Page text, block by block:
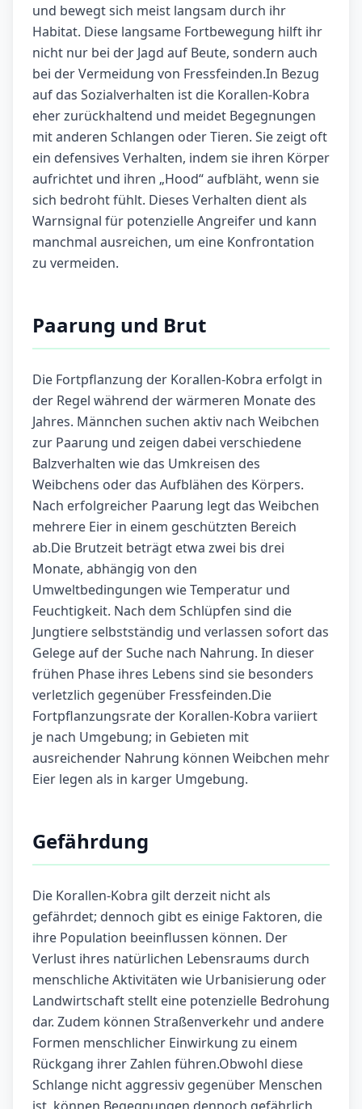
und bewegt sich meist langsam durch ihr
Habitat. Diese langsame Fortbewegung hilft ihr
nicht nur bei der Jagd auf Beute, sondern auch
bei der Vermeidung von Fressfeinden.In Bezug
auf das Sozialverhalten ist die Korallen-Kobra
eher zurückhaltend und meidet Begegnungen
mit anderen Schlangen oder Tieren. Sie zeigt oft
ein defensives Verhalten, indem sie ihren Körper
aufrichtet und ihren „Hood“ aufbläht, wenn sie
sich bedroht fühlt. Dieses Verhalten dient als
Warnsignal für potenzielle Angreifer und kann
manchmal ausreichen, um eine Konfrontation
zu vermeiden.
Paarung und Brut
Die Fortpflanzung der Korallen-Kobra erfolgt in
der Regel während der wärmeren Monate des
Jahres. Männchen suchen aktiv nach Weibchen
zur Paarung und zeigen dabei verschiedene
Balzverhalten wie das Umkreisen des
Weibchens oder das Aufblähen des Körpers.
Nach erfolgreicher Paarung legt das Weibchen
mehrere Eier in einem geschützten Bereich
ab.Die Brutzeit beträgt etwa zwei bis drei
Monate, abhängig von den
Umweltbedingungen wie Temperatur und
Feuchtigkeit. Nach dem Schlüpfen sind die
Jungtiere selbstständig und verlassen sofort das
Gelege auf der Suche nach Nahrung. In dieser
frühen Phase ihres Lebens sind sie besonders
verletzlich gegenüber Fressfeinden.Die
Fortpflanzungsrate der Korallen-Kobra variiert
je nach Umgebung; in Gebieten mit
ausreichender Nahrung können Weibchen mehr
Eier legen als in karger Umgebung.
Gefährdung
Die Korallen-Kobra gilt derzeit nicht als
gefährdet; dennoch gibt es einige Faktoren, die
ihre Population beeinflussen können. Der
Verlust ihres natürlichen Lebensraums durch
menschliche Aktivitäten wie Urbanisierung oder
Landwirtschaft stellt eine potenzielle Bedrohung
dar. Zudem können Straßenverkehr und andere
Formen menschlicher Einwirkung zu einem
Rückgang ihrer Zahlen führen.Obwohl diese
Schlange nicht aggressiv gegenüber Menschen